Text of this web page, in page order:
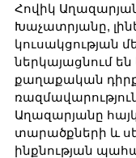
Հովիկ
Խաչատրյանը,
կուսակցության
ներկայացնում
քաղաքական
Աղազարյանը
տարածքների և
ինքնության